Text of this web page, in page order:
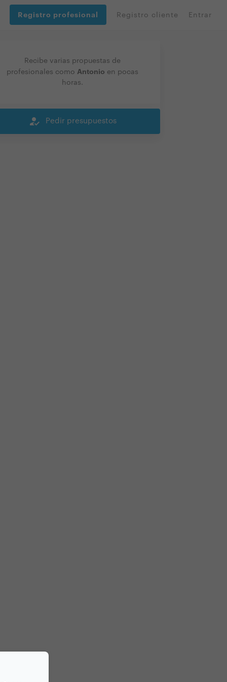
Registro profesional Registro cliente Entrar
Recibe varias propuestas de
profesionales como Antonio en pocas
horas.
how_to_reg Pedir presupuestos